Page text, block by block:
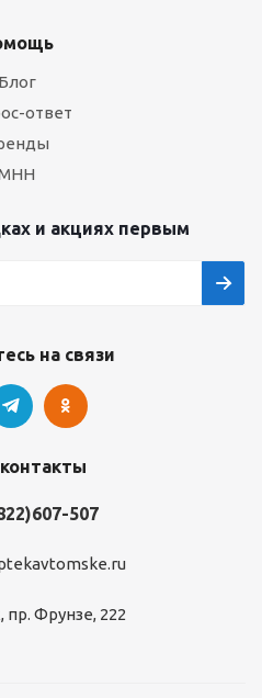
Блог
ответ
и акциях первым
на связи
507
пр. Фрунзе, 222